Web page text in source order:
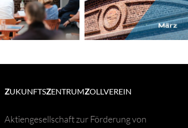
ZUKUNFTSZENTRUMZOLLVEREIN
Aktiengesellschaft zur Förderung von